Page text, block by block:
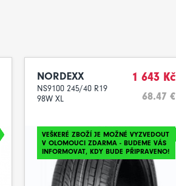
NORDEXX
NS9100 245/40 R19
98W XL
1 643 Kč
68.47 €
VEŠKERÉ ZBOŽÍ JE MOŽNÉ VYZVEDOUT
V OLOMOUCI ZDARMA - BUDEME VÁS
INFORMOVAT, KDY BUDE PŘIPRAVENO!